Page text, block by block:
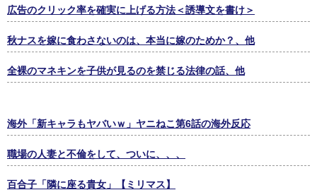
広告のクリック率を確実に上げる方法＜誘導文を書け＞
秋ナスを嫁に食わさないのは、本当に嫁のためか？、他
全裸のマネキンを子供が見るのを禁じる法律の話、他
海外「新キャラもヤバいｗ」ヤニねこ第6話の海外反応
職場の人妻と不倫をして、ついに、、、
百合子「隣に座る貴女」【ミリマス】